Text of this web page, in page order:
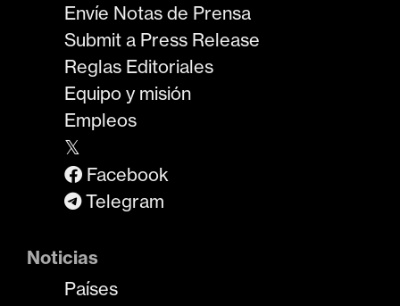
Envíe Notas de Prensa
Submit a Press Release
Reglas Editoriales
Equipo y misión
Empleos
𝕏
Facebook
Telegram
Noticias
Países